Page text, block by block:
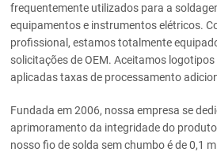
frequentemente utilizados para a
equipamentos e instrumentos elétricos.
profissional, estamos totalmente
solicitações de OEM. Aceitamos
aplicadas taxas de processamento
Fundada em 2006, nossa empresa se
aprimoramento da integridade do
nosso fio de solda sem chumbo é de 0,1